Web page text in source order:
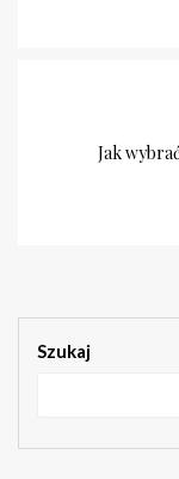
Jak
Szukaj